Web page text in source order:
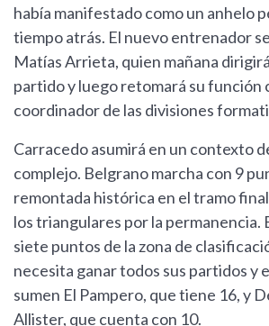
había manifestado como un anhelo
tiempo atrás. El nuevo entrenador
Matías Arrieta, quien mañana
partido y luego retomará su función
coordinador de las divisiones
Carracedo asumirá en un contexto
complejo. Belgrano marcha con 9
remontada histórica en el tramo
los triangulares por la permanencia.
siete puntos de la zona de
necesita ganar todos sus partidos y
sumen El Pampero, que tiene 16, y
Allister, que cuenta con 10.